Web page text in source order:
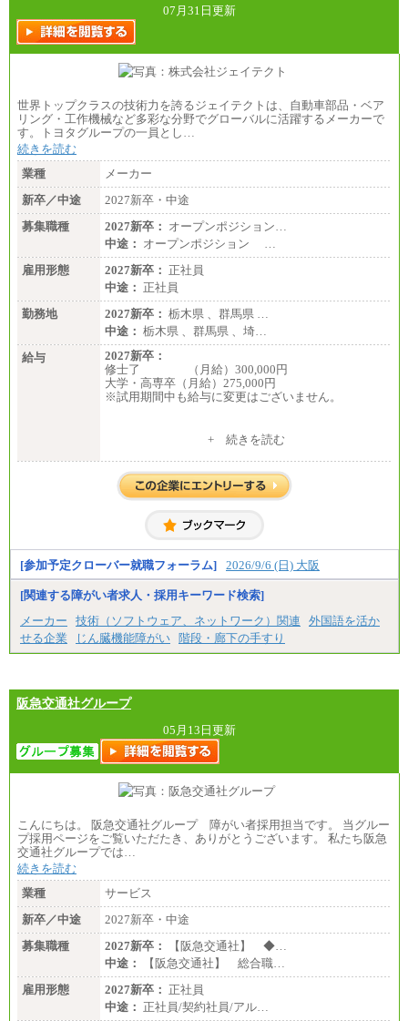
07月31日更新
世界トップクラスの技術力を誇るジェイテクトは、自動車部品・ベア
リング・工作機械など多彩な分野でグローバルに活躍するメーカーで
す。トヨタグループの一員とし…
続きを読む
業種
メーカー
新卒／中途
2027新卒・中途
募集職種
2027新卒： オープンポジション…
中途： オープンポジション …
雇用形態
2027新卒： 正社員
中途： 正社員
勤務地
2027新卒： 栃木県 、群馬県 …
中途： 栃木県 、群馬県 、埼…
給与
2027新卒：
修士了 （月給）300,000円
大学・高専卒（月給）275,000円
※試用期間中も給与に変更はございません。
大学・高専卒（月給）275,000円
※試用期間中も給与に変更はございません。
+ 続きを読む
[参加予定クローバー就職フォーラム] 2026/9/6 (日) 大阪
[関連する障がい者求人・採用キーワード検索]
メーカー
技術（ソフトウェア、ネットワーク）関連
外国語を活か
せる企業
じん臓機能障がい 階段・廊下の手すり
阪急交通社グループ
05月13日更新
こんにちは。 阪急交通社グループ 障がい者採用担当です。 当グルー
プ採用ページをご覧いただたき、ありがとうございます。 私たち阪急
交通社グループでは…
続きを読む
業種
サービス
新卒／中途
2027新卒・中途
募集職種
2027新卒：
【阪急交通社】 ◆…
中途：
【阪急交通社】 総合職…
雇用形態
2027新卒： 正社員
中途： 正社員/契約社員/アル…